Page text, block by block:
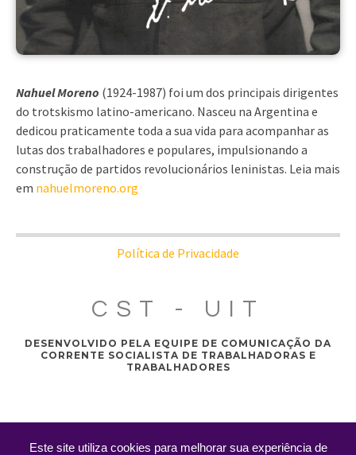
Este site utiliza cookies para melhorar sua experiência de
Nahuel Moreno (1924-1987) foi um dos principais dirigentes
do trotskismo latino-americano. Nasceu na Argentina e
dedicou praticamente toda a sua vida para acompanhar as
lutas dos trabalhadores e populares, impulsionando a
construção de partidos revolucionários leninistas. Leia mais
em nahuelmoreno.org
Política de Privacidade
CST - UIT
DESENVOLVIDO PELA EQUIPE DE COMUNICAÇÃO DA
CORRENTE SOCIALISTA DE TRABALHADORAS E
TRABALHADORES